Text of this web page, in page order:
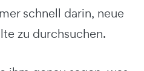
schnell darin, neue
zu durchsuchen.